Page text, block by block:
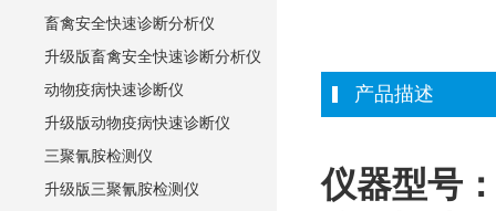
畜禽安全快速诊断分析仪
升级版畜禽安全快速诊断分析仪
动物疫病快速诊断仪
升级版动物疫病快速诊断仪
三聚氰胺检测仪
升级版三聚氰胺检测仪
产品描述
仪器型号